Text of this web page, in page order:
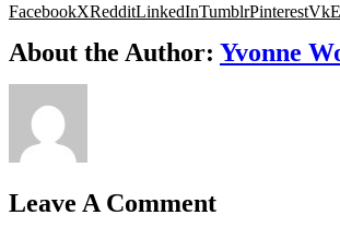
FacebookXRedditLinkedInTumblrPinterestVk
About the Author: Yvonne
Leave A Comment